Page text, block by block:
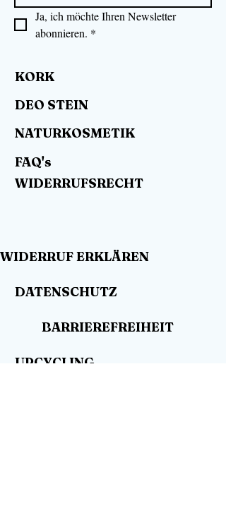
Ja, ich möchte Ihren Newsletter
abonnieren. *
KORK
DEO STEIN
NATURKOSMETIK
FAQ's
WIDERRUFSRECHT
WIDERRUF ERKLÄREN
DATENSCHUTZ
BARRIEREFREIHEIT
UPCYCLING